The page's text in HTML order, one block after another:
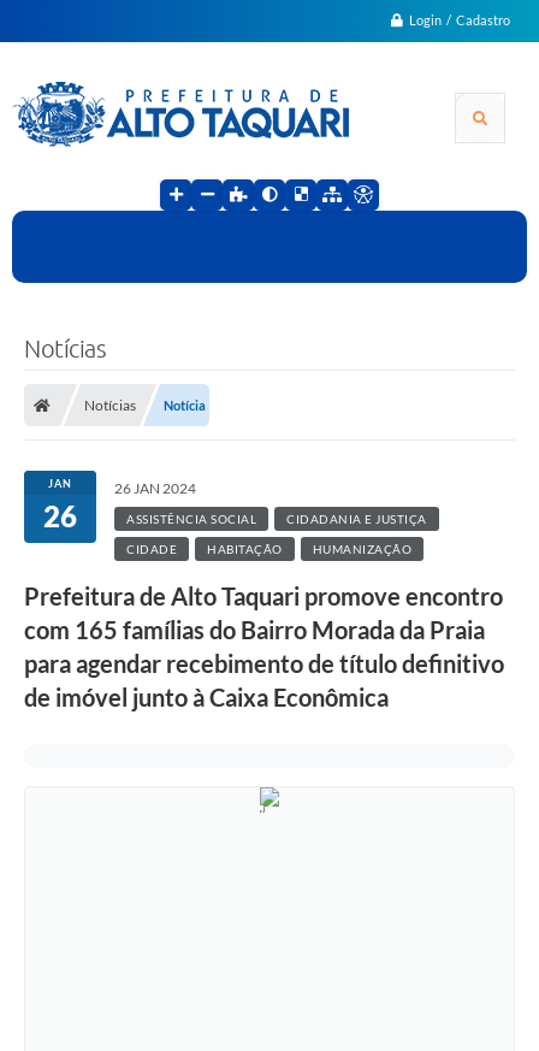
Login / Cadastro
Notícias
Notícias Notícia
JAN
26
26 JAN 2024
ASSISTÊNCIA SOCIAL CIDADANIA E JUSTIÇA
CIDADE HABITAÇÃO HUMANIZAÇÃO
Prefeitura de Alto Taquari promove encontro
com 165 famílias do Bairro Morada da Praia
para agendar recebimento de título definitivo
de imóvel junto à Caixa Econômica